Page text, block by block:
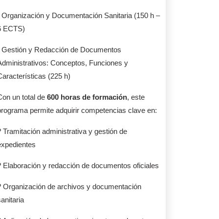
Organización y Documentación Sanitaria (150 h –
ECTS)
Gestión y Redacción de Documentos
Conceptos, Funciones y
(225 h)
un total de 600 horas de formación, este
permite adquirir competencias clave en:
Tramitación administrativa y gestión de
Elaboración y redacción de documentos oficiales
Organización de archivos y documentación